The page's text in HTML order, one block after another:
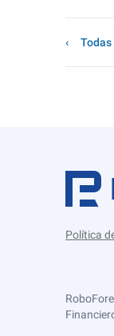
Política